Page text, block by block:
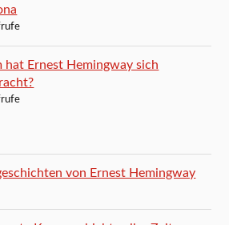
hat Ernest Hemingway sich
von Ernest Hemingway